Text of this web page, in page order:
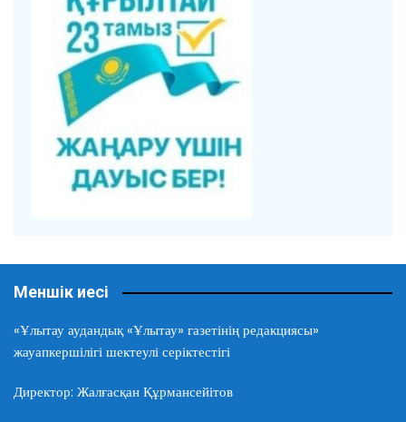
Меншік иесі
«Ұлытау аудандық «Ұлытау» газетінің редакциясы»
жауапкершілігі шектеулі серіктестігі
Директор: Жалғасқан Құрмансейітов